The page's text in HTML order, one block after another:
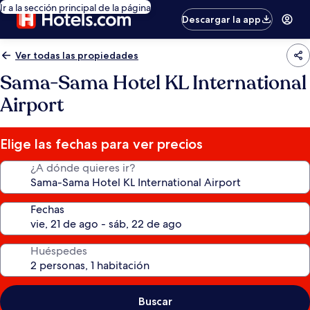
Ir a la sección principal de la página
Descargar la app
Ver todas las propiedades
Sama-Sama Hotel KL International
Airport
Elige las fechas para ver precios
¿A dónde quieres ir?
Fechas
Huéspedes
Buscar